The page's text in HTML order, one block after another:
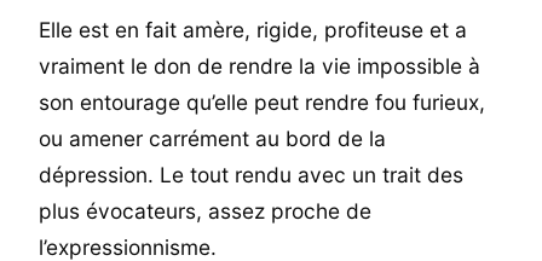
Elle est en fait amère, rigide, profiteuse et a
vraiment le don de rendre la vie impossible à
son entourage qu’elle peut rendre fou furieux,
ou amener carrément au bord de la
dépression. Le tout rendu avec un trait des
plus évocateurs, assez proche de
l’expressionnisme.